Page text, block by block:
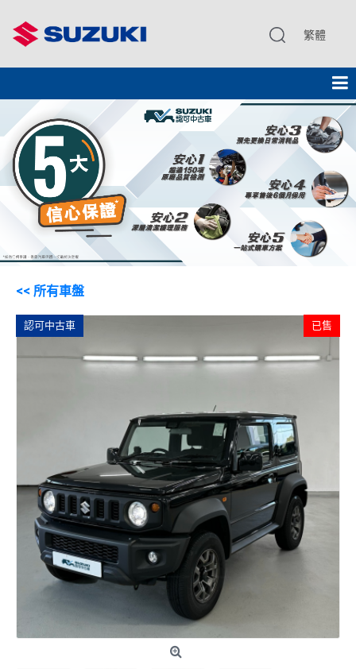
繁體
<< 所有車盤
認可中古車 已售